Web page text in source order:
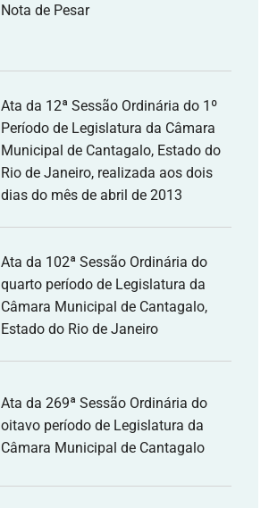
Nota de Pesar
Ata da 12ª Sessão Ordinária do 1º
Período de Legislatura da Câmara
Municipal de Cantagalo, Estado do
Rio de Janeiro, realizada aos dois
dias do mês de abril de 2013
Ata da 102ª Sessão Ordinária do
quarto período de Legislatura da
Câmara Municipal de Cantagalo,
Estado do Rio de Janeiro
Ata da 269ª Sessão Ordinária do
oitavo período de Legislatura da
Câmara Municipal de Cantagalo